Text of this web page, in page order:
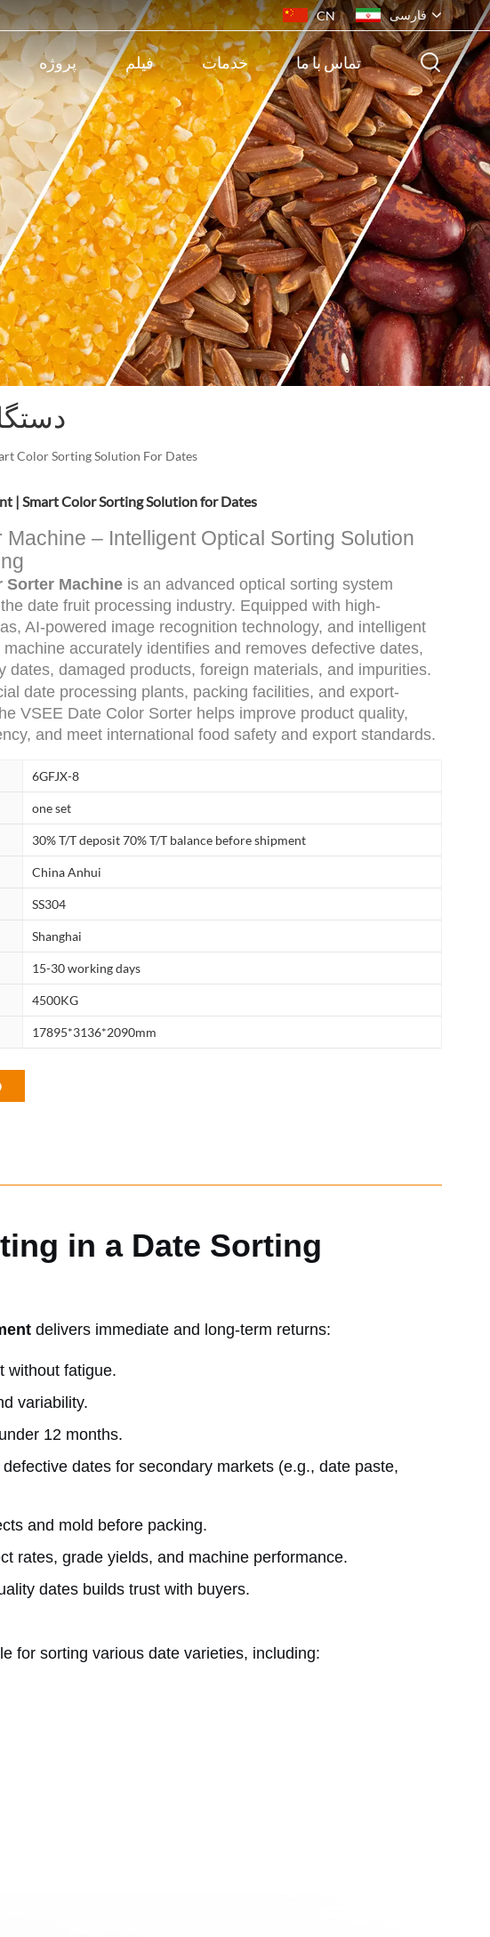
CN فارسی
English
français
русский
español
português
ไทย
Indonesia
Tiếng việt
پروژه فیلم خدمات تماس با ما
Color Sorting Solution For Dates
| Smart Color Sorting Solution for Dates
Machine – Intelligent Optical Sorting Solution
Sorter Machine is an advanced optical sorting system
date fruit processing industry. Equipped with high-
AI-powered image recognition technology, and intelligent
accurately identifies and removes defective dates,
dates, damaged products, foreign materials, and impurities.
date processing plants, packing facilities, and export-
VSEE Date Color Sorter helps improve product quality,
and meet international food safety and export standards.
6GFJX-8
one set
30% T/T deposit 70% T/T balance before shipment
China Anhui
SS304
Shanghai
15-30 working days
4500KG
17895*3136*2090mm
in a Date Sorting
delivers immediate and long-term returns:
without fatigue.
variability.
12 months.
dates for secondary markets (e.g., date paste,
and mold before packing.
rates, grade yields, and machine performance.
dates builds trust with buyers.
for sorting various date varieties, including: